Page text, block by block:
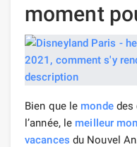
moment
Bien que le mondedes
l’année, le meilleur
vacances du Nouvel